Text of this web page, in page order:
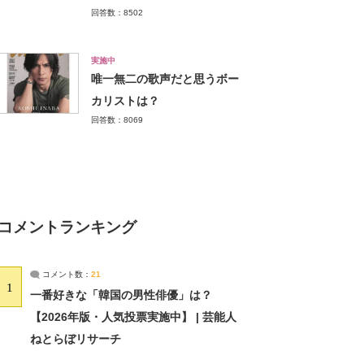
回答数：8502
実施中
唯一無二の歌声だと思うボー
カリストは？
回答数：8069
メントランキング
1
コメント数： 21
一番好きな「韓国の男性俳優」は？
【2026年版・人気投票実施中】 | 芸能人
ねとらぼリサーチ